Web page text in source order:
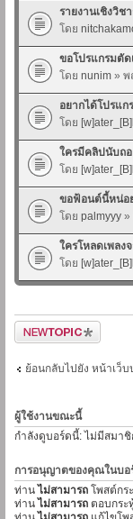
รายงานเชิงวิช
โดย
ขอโปรแกรมตัด
โดย nunim » พ
อยากได้โปรแ
โดย
ใครมีคลิปนับถอ
โดย
ขอฟ้อนต์นี้หน่อ
โดย palmyyy »
ใครโหลดเพลง
โดย
ตั้งกระทู้ใหม่
ย้อนกลับไปยัง หน้าเว็บ
ผู้ใช้งานขณะนี้
กำลังดูบอร์ดนี้: ไม่มีสมา
การอนุญาตของคุณในบอ
ท่าน ไม่สามารถ โพสต์กร
ท่าน ไม่สามารถ ตอบกระ